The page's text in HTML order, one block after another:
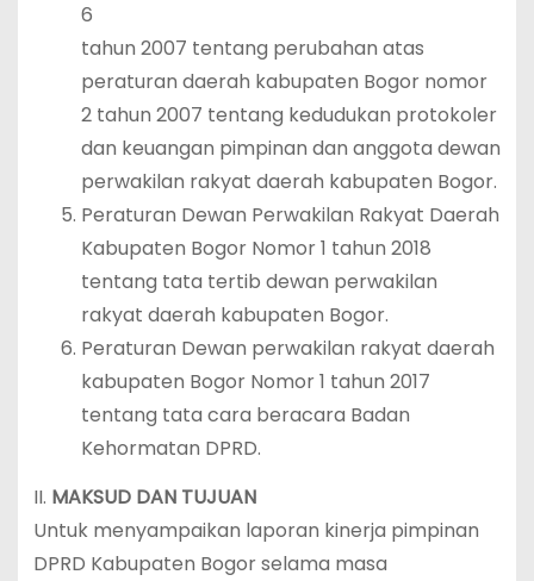
6
tahun 2007 tentang perubahan atas
peraturan daerah kabupaten Bogor nomor
2 tahun 2007 tentang kedudukan protokoler
dan keuangan pimpinan dan anggota dewan
perwakilan rakyat daerah kabupaten Bogor.
Peraturan Dewan Perwakilan Rakyat Daerah
Kabupaten Bogor Nomor 1 tahun 2018
tentang tata tertib dewan perwakilan
rakyat daerah kabupaten Bogor.
Peraturan Dewan perwakilan rakyat daerah
kabupaten Bogor Nomor 1 tahun 2017
tentang tata cara beracara Badan
Kehormatan DPRD.
II. MAKSUD DAN TUJUAN
Untuk menyampaikan laporan kinerja pimpinan
DPRD Kabupaten Bogor selama masa